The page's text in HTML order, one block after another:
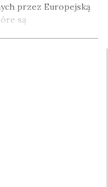
przez Europejską
są